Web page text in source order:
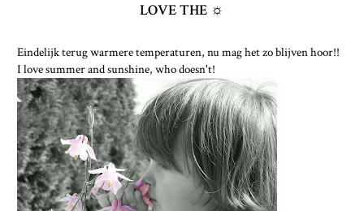
LOVE THE ☼
Eindelijk terug warmere temperaturen, nu mag het zo blijven hoor!!
I love summer and sunshine, who doesn't!